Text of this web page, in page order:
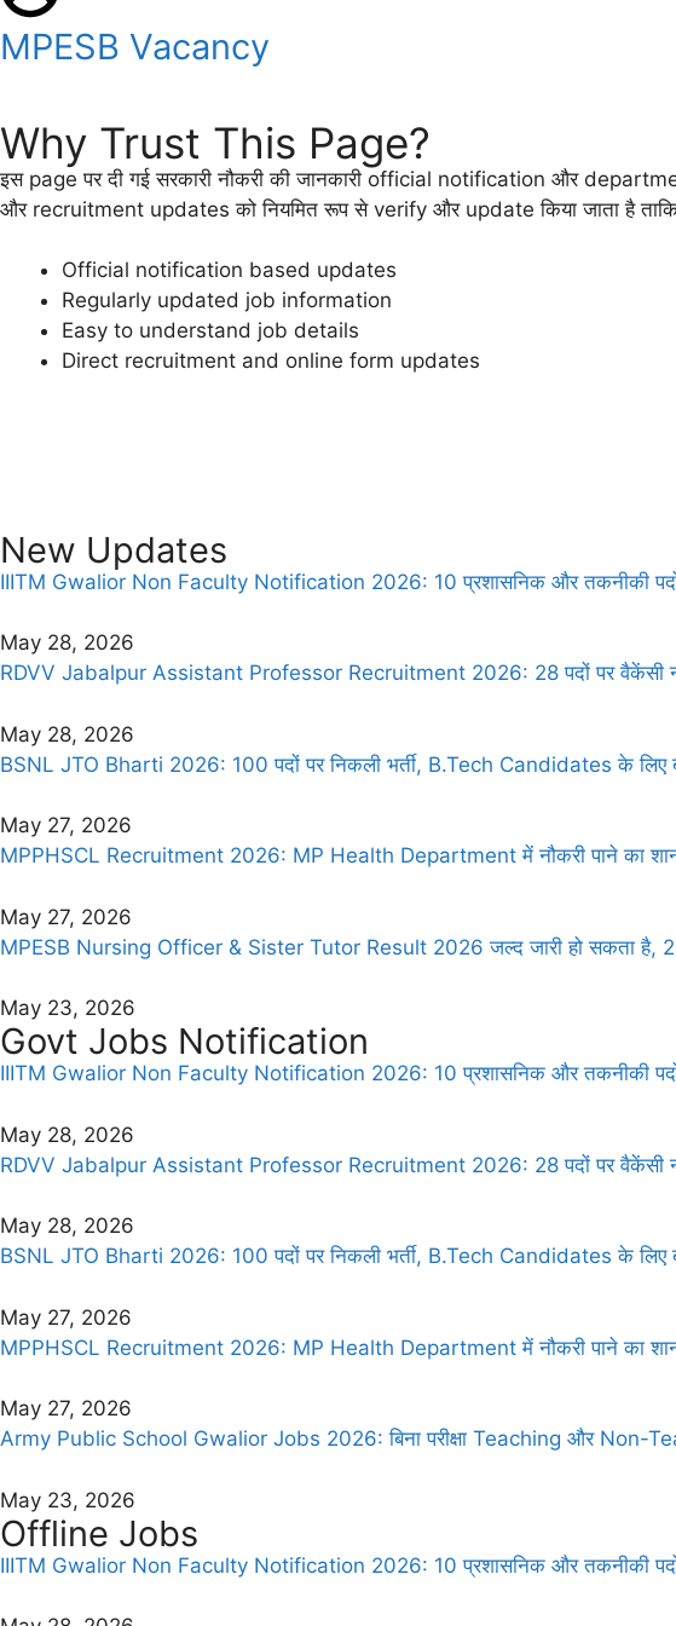
MPESB Vacancy
Why Trust This Page?
इस page पर दी गई सरकारी नौकरी की जानकारी official notification और
और recruitment updates को नियमित रूप से verify और update किया जाता है ताकि
Official notification based updates
Regularly updated job information
Easy to understand job details
Direct recruitment and online form updates
New Updates
IIITM Gwalior Non Faculty Notification 2026: 10 प्रशासनिक और तकनीकी
May 28, 2026
RDVV Jabalpur Assistant Professor Recruitment 2026: 28 पदों पर वैकेंसी
May 28, 2026
BSNL JTO Bharti 2026: 100 पदों पर निकली भर्ती, B.Tech Candidates के लिए
May 27, 2026
MPPHSCL Recruitment 2026: MP Health Department में नौकरी पाने का
May 27, 2026
MPESB Nursing Officer & Sister Tutor Result 2026 जल्द जारी हो सकता है,
May 23, 2026
Govt Jobs Notification
IIITM Gwalior Non Faculty Notification 2026: 10 प्रशासनिक और तकनीकी
May 28, 2026
RDVV Jabalpur Assistant Professor Recruitment 2026: 28 पदों पर वैकेंसी
May 28, 2026
BSNL JTO Bharti 2026: 100 पदों पर निकली भर्ती, B.Tech Candidates के लिए
May 27, 2026
MPPHSCL Recruitment 2026: MP Health Department में नौकरी पाने का
May 27, 2026
Army Public School Gwalior Jobs 2026: बिना परीक्षा Teaching और Non-
May 23, 2026
Offline Jobs
IIITM Gwalior Non Faculty Notification 2026: 10 प्रशासनिक और तकनीकी